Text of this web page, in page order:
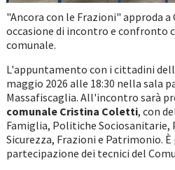
"Ancora con le Frazioni" approda
occasione di incontro e confronto
comunale.
L'appuntamento con i cittadini
maggio 2026 alle 18:30 nella sala
Massafiscaglia. All'incontro sarà
comunale Cristina Coletti, con
Famiglia, Politiche
Sicurezza, Frazioni e Patrimonio.
partecipazione dei tecnici del